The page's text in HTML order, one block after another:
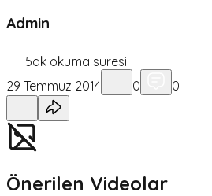
Admin
5dk okuma süresi
29 Temmuz 2014
0 0
Önerilen Videolar